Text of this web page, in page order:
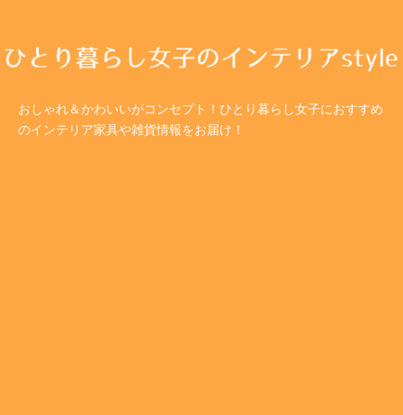
おしゃれ＆かわいいがコンセプト！ひとり暮らし女子におすすめ
のインテリア家具や雑貨情報をお届け！